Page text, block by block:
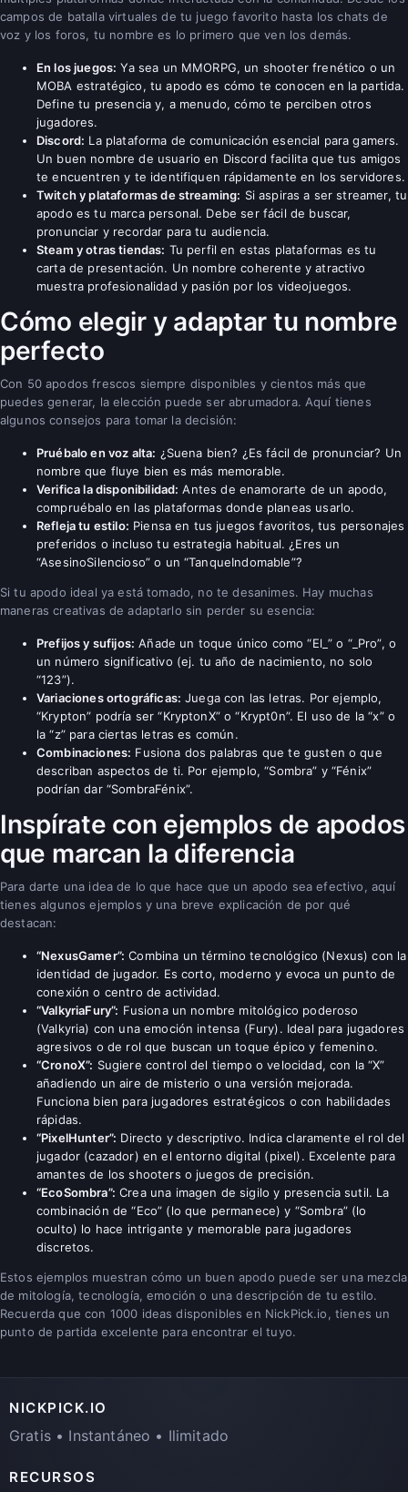
campos de batalla virtuales de tu juego favorito hasta los chats de
voz y los foros, tu nombre es lo primero que ven los demás.
En los juegos: Ya sea un MMORPG, un shooter frenético o un
MOBA estratégico, tu apodo es cómo te conocen en la partida.
Define tu presencia y, a menudo, cómo te perciben otros
jugadores.
Discord: La plataforma de comunicación esencial para gamers.
Un buen nombre de usuario en Discord facilita que tus amigos
te encuentren y te identifiquen rápidamente en los servidores.
Twitch y plataformas de streaming: Si aspiras a ser streamer, tu
apodo es tu marca personal. Debe ser fácil de buscar,
pronunciar y recordar para tu audiencia.
Steam y otras tiendas: Tu perfil en estas plataformas es tu
carta de presentación. Un nombre coherente y atractivo
muestra profesionalidad y pasión por los videojuegos.
Cómo elegir y adaptar tu nombre
perfecto
Con 50 apodos frescos siempre disponibles y cientos más que
puedes generar, la elección puede ser abrumadora. Aquí tienes
algunos consejos para tomar la decisión:
Pruébalo en voz alta: ¿Suena bien? ¿Es fácil de pronunciar? Un
nombre que fluye bien es más memorable.
Verifica la disponibilidad: Antes de enamorarte de un apodo,
compruébalo en las plataformas donde planeas usarlo.
Refleja tu estilo: Piensa en tus juegos favoritos, tus personajes
preferidos o incluso tu estrategia habitual. ¿Eres un
“AsesinoSilencioso” o un “TanqueIndomable”?
Si tu apodo ideal ya está tomado, no te desanimes. Hay muchas
maneras creativas de adaptarlo sin perder su esencia:
Prefijos y sufijos: Añade un toque único como “El_” o “_Pro”, o
un número significativo (ej. tu año de nacimiento, no solo
“123”).
Variaciones ortográficas: Juega con las letras. Por ejemplo,
“Krypton” podría ser “KryptonX” o “Krypt0n”. El uso de la “x” o
la “z” para ciertas letras es común.
Combinaciones: Fusiona dos palabras que te gusten o que
describan aspectos de ti. Por ejemplo, “Sombra” y “Fénix”
podrían dar “SombraFénix”.
Inspírate con ejemplos de apodos
que marcan la diferencia
Para darte una idea de lo que hace que un apodo sea efectivo, aquí
tienes algunos ejemplos y una breve explicación de por qué
destacan:
“NexusGamer”: Combina un término tecnológico (Nexus) con la
identidad de jugador. Es corto, moderno y evoca un punto de
conexión o centro de actividad.
“ValkyriaFury”: Fusiona un nombre mitológico poderoso
(Valkyria) con una emoción intensa (Fury). Ideal para jugadores
agresivos o de rol que buscan un toque épico y femenino.
“CronoX”: Sugiere control del tiempo o velocidad, con la “X”
añadiendo un aire de misterio o una versión mejorada.
Funciona bien para jugadores estratégicos o con habilidades
rápidas.
“PixelHunter”: Directo y descriptivo. Indica claramente el rol del
jugador (cazador) en el entorno digital (pixel). Excelente para
amantes de los shooters o juegos de precisión.
“EcoSombra”: Crea una imagen de sigilo y presencia sutil. La
combinación de “Eco” (lo que permanece) y “Sombra” (lo
oculto) lo hace intrigante y memorable para jugadores
discretos.
Estos ejemplos muestran cómo un buen apodo puede ser una mezcla
de mitología, tecnología, emoción o una descripción de tu estilo.
Recuerda que con 1000 ideas disponibles en NickPick.io, tienes un
punto de partida excelente para encontrar el tuyo.
NICKPICK.IO
Gratis • Instantáneo • Ilimitado
RECURSOS